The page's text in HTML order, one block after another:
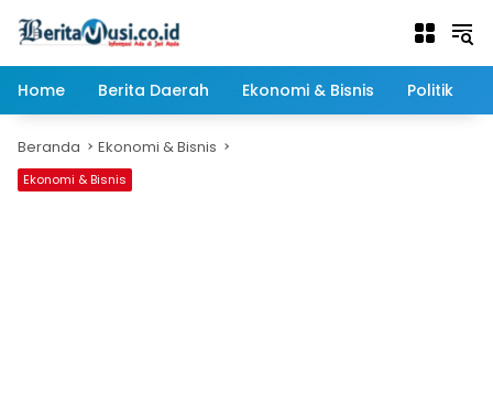
Home
Berita Daerah Ekonomi & Bisnis Politik
Beranda Ekonomi & Bisnis
Ekonomi & Bisnis